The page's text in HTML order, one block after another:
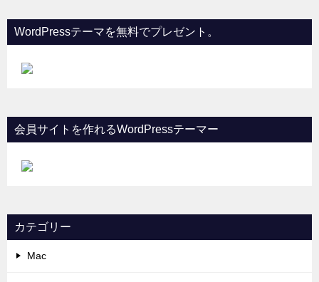
WordPressテーマを無料でプレゼント。
会員サイトを作れるWordPressテーマー
カテゴリー
Mac